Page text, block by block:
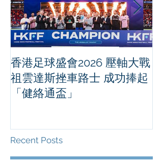
香港足球盛會2026 壓軸大戰
祖雲達斯挫車路士 成功捧起
「健絡通盃」
Recent Posts